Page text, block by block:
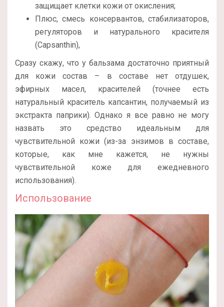
защищает клетки кожи от окисления;
Плюс, смесь консервантов, стабилизаторов,
регуляторов и натурального красителя
(Capsanthin),
Сразу скажу, что у бальзама достаточно приятный
для кожи состав – в составе нет отдушек,
эфирных масел, красителей (точнее есть
натуральный краситель капсантин, получаемый из
экстракта паприки). Однако я все равно не могу
назвать это средство идеальным для
чувствительной кожи (из-за энзимов в составе,
которые, как мне кажется, не нужны
чувствительной коже для ежедневного
использования).
Использование